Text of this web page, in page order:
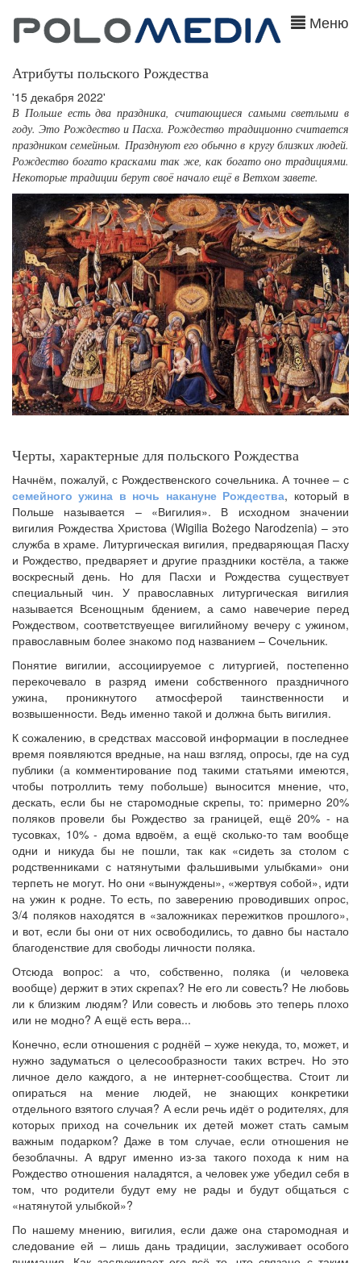
Меню
Атрибуты польского Рождества
'15 декабря 2022'
В Польше есть два праздника, считающиеся самыми светлыми в
году. Это Рождество и Пасха. Рождество традиционно считается
праздником семейным. Празднуют его обычно в кругу близких людей.
Рождество богато красками так же, как богато оно традициями.
Некоторые традиции берут своё начало ещё в Ветхом завете.
Черты, характерные для польского Рождества
Начнём, пожалуй, с Рождественского сочельника. А точнее – с
семейного ужина в ночь накануне Рождества, который в
Польше называется – «Вигилия». В исходном значении
вигилия Рождества Христова (Wigilia Bożego Narodzenia) – это
служба в храме. Литургическая вигилия, предваряющая Пасху
и Рождество, предваряет и другие праздники костёла, а также
воскресный день. Но для Пасхи и Рождества существует
специальный чин. У православных литургическая вигилия
называется Всенощным бдением, а само навечерие перед
Рождеством, соответствуещее вигилийному вечеру с ужином,
православным более знакомо под названием – Сочельник.
Понятие вигилии, ассоциируемое с литургией, постепенно
перекочевало в разряд имени собственного праздничного
ужина, проникнутого атмосферой таинственности и
возвышенности. Ведь именно такой и должна быть вигилия.
К сожалению, в средствах массовой информации в последнее
время появляются вредные, на наш взгляд, опросы, где на суд
публики (а комментирование под такими статьями имеются,
чтобы потроллить тему побольше) выносится мнение, что,
дескать, если бы не старомодные скрепы, то: примерно 20%
поляков провели бы Рождество за границей, ещё 20% - на
тусовках, 10% - дома вдвоём, а ещё сколько-то там вообще
одни и никуда бы не пошли, так как «сидеть за столом с
родственниками с натянутыми фальшивыми улыбками» они
терпеть не могут. Но они «вынуждены», «жертвуя собой», идти
на ужин к родне. То есть, по заверению проводивших опрос,
3/4 поляков находятся в «заложниках пережитков прошлого»,
и вот, если бы они от них освободились, то давно бы настало
благоденствие для свободы личности поляка.
Отсюда вопрос: а что, собственно, поляка (и человека
вообще) держит в этих скрепах? Не его ли совесть? Не любовь
ли к близким людям? Или совесть и любовь это теперь плохо
или не модно? А ещё есть вера...
Конечно, если отношения с роднёй – хуже некуда, то, может, и
нужно задуматься о целесообразности таких встреч. Но это
личное дело каждого, а не интернет-сообщества. Стоит ли
опираться на мение людей, не знающих конкретики
отдельного взятого случая? А если речь идёт о родителях, для
которых приход на сочельник их детей может стать самым
важным подарком? Даже в том случае, если отношения не
безоблачны. А вдруг именно из-за такого похода к ним на
Рождество отношения наладятся, а человек уже убедил себя в
том, что родители будут ему не рады и будут общаться с
«натянутой улыбкой»?
По нашему мнению, вигилия, если даже она старомодная и
следование ей – лишь дань традиции, заслуживает особого